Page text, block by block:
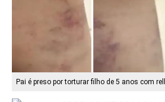
Pai é preso por torturar filho de 5 anos com